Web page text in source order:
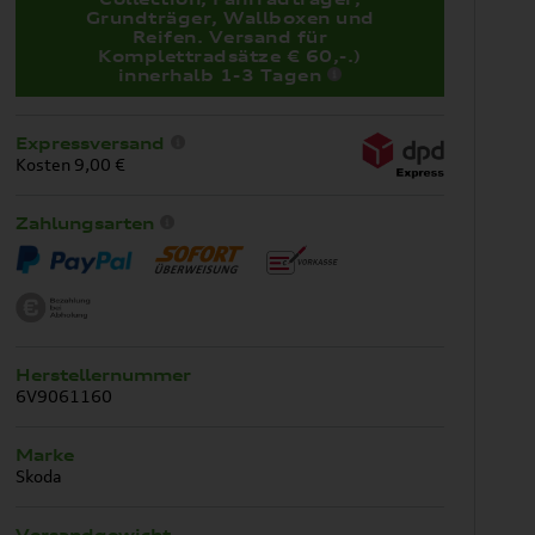
Grundträger, Wallboxen und
Reifen. Versand für
Komplettradsätze € 60,-.)
innerhalb 1-3 Tagen
Expressversand
Kosten 9,00 €
Zahlungsarten
Herstellernummer
6V9061160
Marke
Skoda